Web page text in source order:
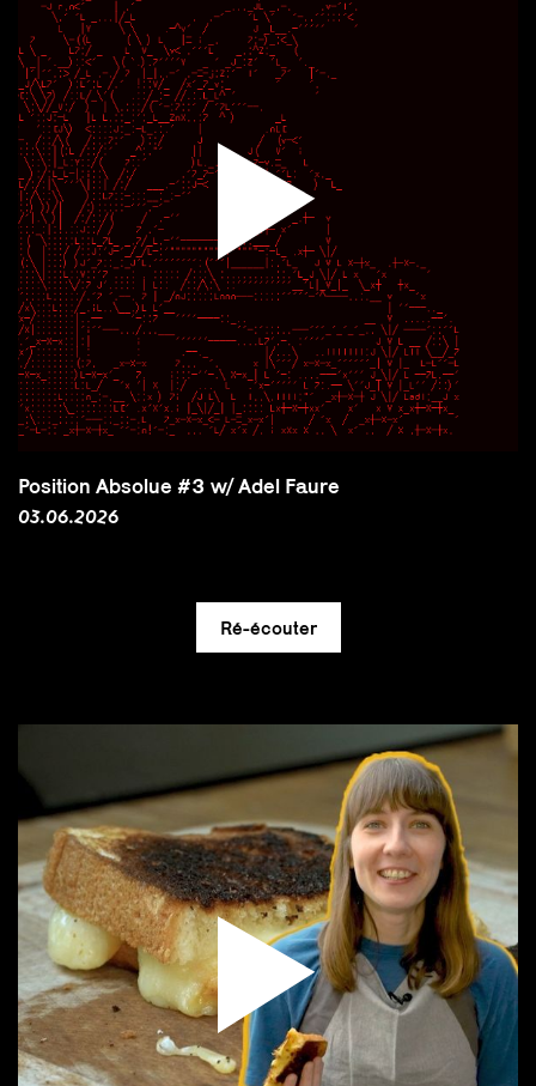
Position Absolue #3 w/ Adel Faure
03.06.2026